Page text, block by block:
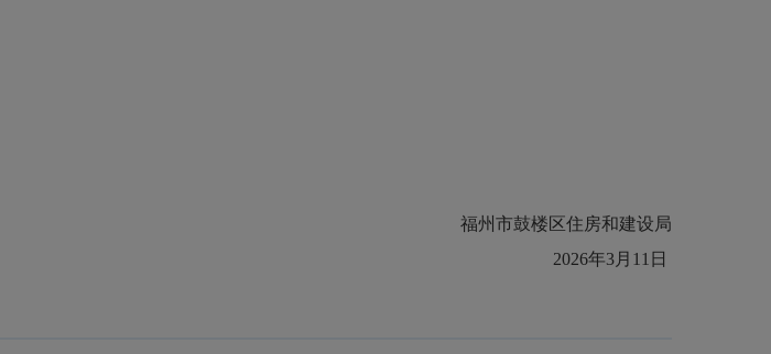
福州市鼓楼区住房和建设局
2026年3月11日